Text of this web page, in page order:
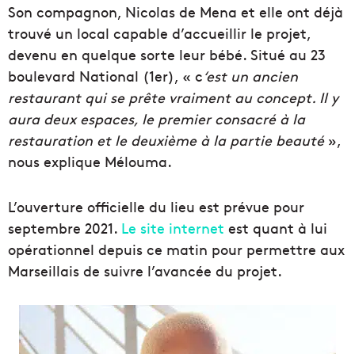
Son compagnon, Nicolas de Mena et elle ont déjà
trouvé un local capable d’accueillir le projet,
devenu en quelque sorte leur bébé. Situé au 23
boulevard National (1er), « c‘est un ancien
restaurant qui se prête vraiment au concept. Il y
aura deux espaces, le premier consacré à la
restauration et le deuxième à la partie beauté»,
nous explique Mélouma.
L’ouverture officielle du lieu est prévue pour
septembre 2021. Le site internet est quant à lui
opérationnel depuis ce matin pour permettre aux
Marseillais de suivre l’avancée du projet.